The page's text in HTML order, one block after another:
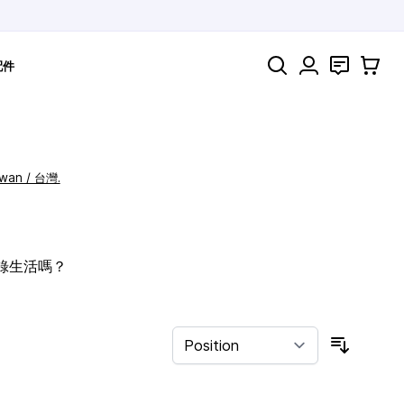
件 Search 聯絡 購物車
/ 台灣.
生活嗎？